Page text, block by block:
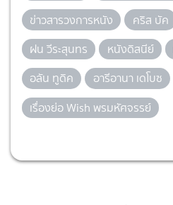
ข่าวสารวงการหนัง
คริส บัค
ฝน วีระสุนทร
หนังดิสนีย์
อลัน ทูดิค
อารีอานา เดโบซ
เรื่องย่อ Wish พรมหัศจรรย์